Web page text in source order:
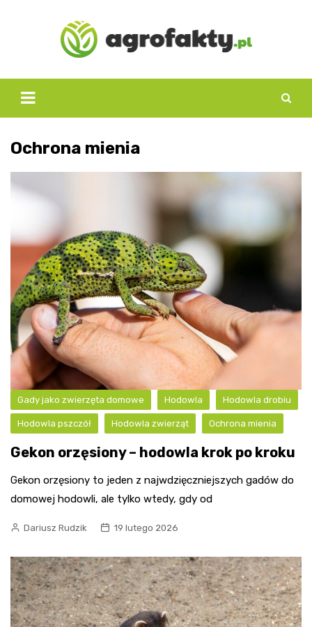
Ochrona mienia
Gady jako zwierzęta domowe Hodowla Hodowla drobiu
Hodowla pszczół Hodowla zwierząt Ochrona mienia
Gekon orzęsiony – hodowla krok po kroku
Gekon orzęsiony to jeden z najwdzięczniejszych gadów do
domowej hodowli, ale tylko wtedy, gdy od
Dariusz Rudzik 19 lutego 2026